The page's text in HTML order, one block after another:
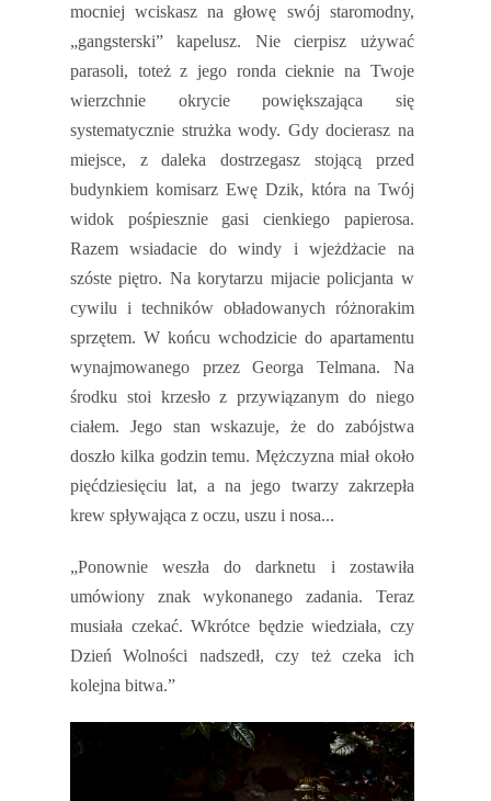
mocniej wciskasz na głowę swój staromodny,
„gangsterski” kapelusz. Nie cierpisz używać
parasoli, toteż z jego ronda cieknie na Twoje
wierzchnie okrycie powiększająca się
systematycznie strużka wody. Gdy docierasz na
miejsce, z daleka dostrzegasz stojącą przed
budynkiem komisarz Ewę Dzik, która na Twój
widok pośpiesznie gasi cienkiego papierosa.
Razem wsiadacie do windy i wjeżdżacie na
szóste piętro. Na korytarzu mijacie policjanta w
cywilu i techników obładowanych różnorakim
sprzętem. W końcu wchodzicie do apartamentu
wynajmowanego przez Georga Telmana. Na
środku stoi krzesło z przywiązanym do niego
ciałem. Jego stan wskazuje, że do zabójstwa
doszło kilka godzin temu. Mężczyzna miał około
pięćdziesięciu lat, a na jego twarzy zakrzepła
krew spływająca z oczu, uszu i nosa...
„Ponownie weszła do darknetu i zostawiła
umówiony znak wykonanego zadania. Teraz
musiała czekać. Wkrótce będzie wiedziała, czy
Dzień Wolności nadszedł, czy też czeka ich
kolejna bitwa.”